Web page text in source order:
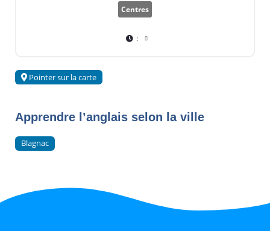
Centres
:
Pointer sur la carte
Apprendre l’anglais selon la ville
Blagnac